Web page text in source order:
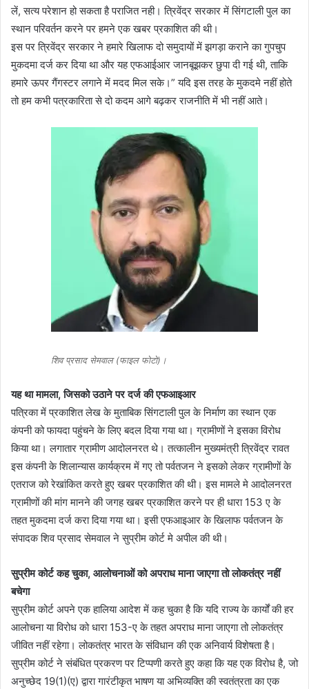
लें, सत्य परेशान हो सकता है पराजित नही। त्रिवेंद्र सरकार में सिंगटाली पुल का
स्थान परिवर्तन करने पर हमने एक खबर प्रकाशित की थी।
इस पर त्रिवेंद्र सरकार ने हमारे खिलाफ दो समुदायों में झगड़ा कराने का गुपचुप
मुकदमा दर्ज कर दिया था और यह एफआईआर जानबूझकर छुपा दी गई थी, ताकि
हमारे ऊपर गैंगस्टर लगाने में मदद मिल सके।” यदि इस तरह के मुकदमे नहीं होते
तो हम कभी पत्रकारिता से दो कदम आगे बढ़कर राजनीति में भी नहीं आते।
शिव प्रसाद सेमवाल (फाइल फोटो)।
यह था मामला, जिसको उठाने पर दर्ज की एफआइआर
पत्रिका में प्रकाशित लेख के मुताबिक सिंगटाली पुल के निर्माण का स्थान एक
कंपनी को फायदा पहुंचने के लिए बदल दिया गया था। ग्रामीणों ने इसका विरोध
किया था। लगातार ग्रामीण आदोलनरत थे। तत्कालीन मुख्यमंत्री त्रिवेंद्र रावत
इस कंपनी के शिलान्यास कार्यक्रम में गए तो पर्वतजन ने इसको लेकर ग्रामीणों के
एतराज को रेखांकित करते हुए खबर प्रकाशित की थी। इस मामले मे आदोलनरत
ग्रामीणों की मांग मानने की जगह खबर प्रकाशित करने पर ही धारा 153 ए के
तहत मुकदमा दर्ज करा दिया गया था। इसी एफआइआर के खिलाफ पर्वतजन के
संपादक शिव प्रसाद सेमवाल ने सुप्रीम कोर्ट मे अपील की थी।
सुप्रीम कोर्ट कह चुका, आलोचनाओं को अपराध माना जाएगा तो लोकतंत्र नहीं
बचेगा
सुप्रीम कोर्ट अपने एक हालिया आदेश में कह चुका है कि यदि राज्य के कार्यों की हर
आलोचना या विरोध को धारा 153-ए के तहत अपराध माना जाएगा तो लोकतंत्र
जीवित नहीं रहेगा। लोकतंत्र भारत के संविधान की एक अनिवार्य विशेषता है।
सुप्रीम कोर्ट ने संबंधित प्रकरण पर टिप्पणी करते हुए कहा कि यह एक विरोध है, जो
अनुच्छेद 19(1)(ए) द्वारा गारंटीकृत भाषण या अभिव्यक्ति की स्वतंत्रता का एक